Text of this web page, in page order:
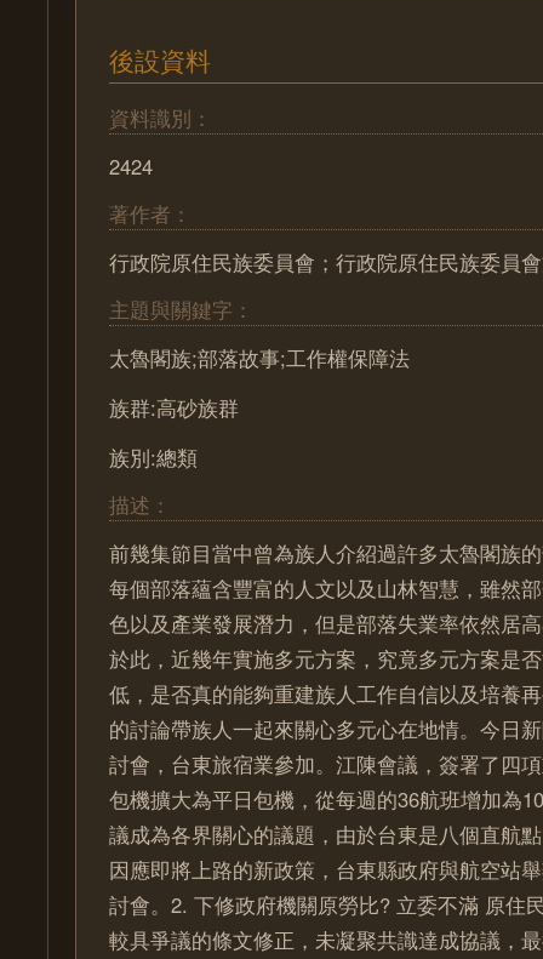
後設資料
資料識別：
2424
著作者：
行政院原住民族委員會；行政院原住民族委員
主題與關鍵字：
太魯閣族;部落故事;工作權保障法
族群:高砂族群
族別:總類
描述：
前幾集節目當中曾為族人介紹過許多太魯閣族
每個部落蘊含豐富的人文以及山林智慧，雖然
色以及產業發展潛力，但是部落失業率依然居
於此，近幾年實施多元方案，究竟多元方案是
低，是否真的能夠重建族人工作自信以及培養
的討論帶族人一起來關心多元心在地情。今日
討會，台東旅宿業參加。江陳會議，簽署了四
包機擴大為平日包機，從每週的36航班增加為
議成為各界關心的議題，由於台東是八個直航
因應即將上路的新政策，台東縣政府與航空站
討會。2. 下修政府機關原勞比? 立委不滿 原住
較具爭議的條文修正，未凝聚共識達成協議，